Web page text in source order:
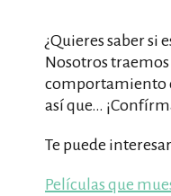
¿Quieres saber si
Nosotros traemos
comportamiento
así que…
Te puede interesar
Películas que